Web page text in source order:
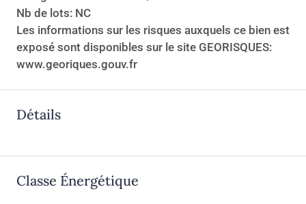
Nb de lots: NC
Les informations sur les risques auxquels ce bien est
exposé sont disponibles sur le site GEORISQUES:
www.georiques.gouv.fr
Détails
Classe Énergétique